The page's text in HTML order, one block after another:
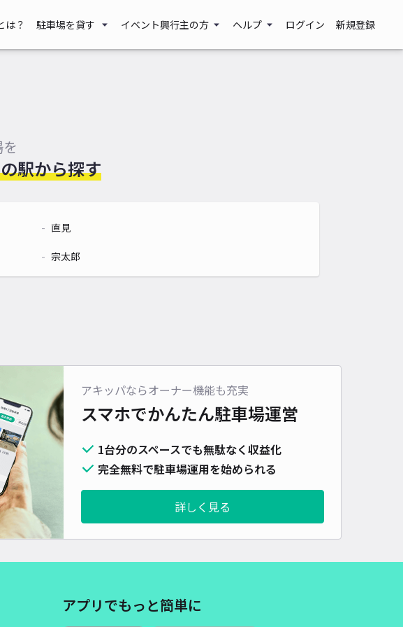
は？ 駐車場を貸す イベント興行主の方 ヘルプ ログイン 新規登録
駅から探す
直見
宗太郎
アキッパならオーナー機能も充実
スマホでかんたん駐車場運営
1台分のスペースでも無駄なく収益化
完全無料で駐車場運用を始められる
詳しく見る
アプリでもっと簡単に